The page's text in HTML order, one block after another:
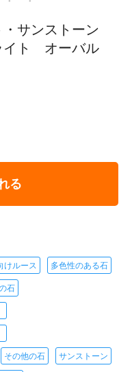
サンストーン
イト オーバル
る
けルース 多色性のある石
石
その他の石 サンストーン